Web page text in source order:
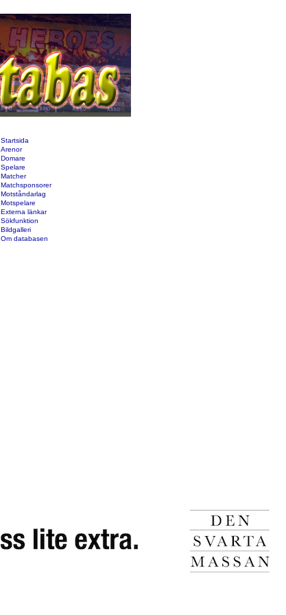
Startsida
Arenor
Domare
Spelare
Matcher
Matchsponsorer
Motståndarlag
Motspelare
Externa länkar
Sökfunktion
Bildgalleri
Om databasen